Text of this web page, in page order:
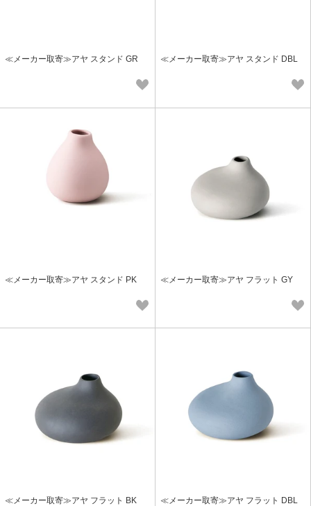
≪メーカー取寄≫アヤ スタンド GR ≪メーカー取寄≫アヤ スタンド DBL
≪メーカー取寄≫アヤ スタンド PK ≪メーカー取寄≫アヤ フラット GY
≪メーカー取寄≫アヤ フラット BK ≪メーカー取寄≫アヤ フラット DBL